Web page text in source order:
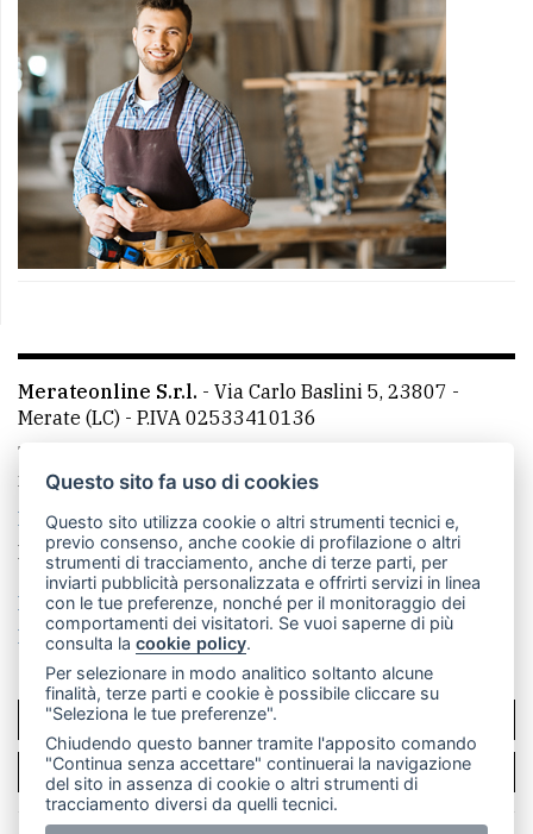
Merateonline S.r.l. - Via Carlo Baslini 5, 23807 -
Merate (LC) - P.IVA 02533410136
Telefono:
mail: redazione@merateonline.it
La redazione
CasateOnline LeccoOnline
RSS
Made by VIP
Privacy policy
Cookie policy
Rivedi le tue scelte sui cookie
SCRIVICI
PER LA TUA PUBBLICITÀ
Questo sito fa uso di cookies
Questo sito utilizza cookie o altri strumenti tecnici e,
previo consenso, anche cookie di profilazione o altri
strumenti di tracciamento, anche di terze parti, per
inviarti pubblicità personalizzata e offrirti servizi in linea
con le tue preferenze, nonché per il monitoraggio dei
comportamenti dei visitatori. Se vuoi saperne di più
consulta lacookie policy.
Per selezionare in modo analitico soltanto alcune
finalità, terze parti e cookie è possibile cliccare su
"Seleziona le tue preferenze".
Chiudendo questo banner tramite l'apposito comando
"Continua senza accettare" continuerai la navigazione
del sito in assenza di cookie o altri strumenti di
tracciamento diversi da quelli tecnici.